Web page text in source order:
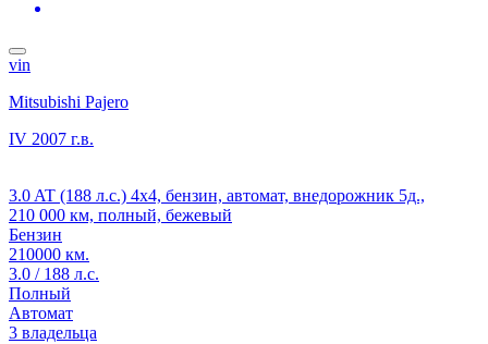
vin
Mitsubishi Pajero
IV 2007 г.в.
3.0 AT (188 л.с.) 4x4, бензин, автомат, внедорожник 5д.,
210 000 км, полный, бежевый
Бензин
210000 км.
3.0 / 188 л.с.
Полный
Автомат
3 владельца